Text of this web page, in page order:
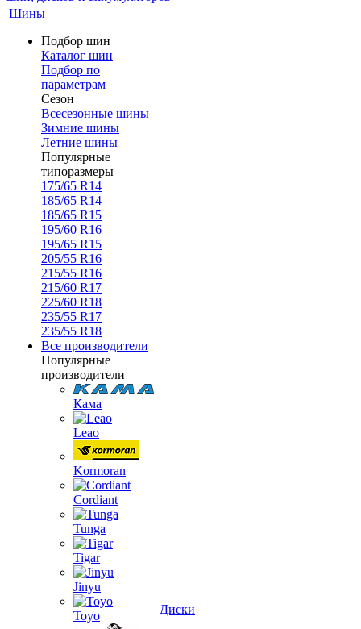
Шины
Подбор шин
Каталог шин
Подбор по
параметрам
Сезон
Всесезонные шины
Зимние шины
Летние шины
Популярные
типоразмеры
175/65 R14
185/65 R14
185/65 R15
195/60 R16
195/65 R15
205/55 R16
215/55 R16
215/60 R17
225/60 R18
235/55 R17
235/55 R18
Все производители
Популярные
производители
Кама
Leao
Kormoran
Cordiant
Tunga
Tigar
Jinyu
Toyo
Диски